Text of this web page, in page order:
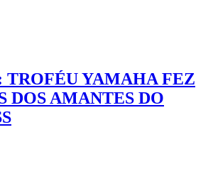
YAMAHA FEZ
DOS AMANTES DO